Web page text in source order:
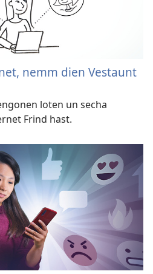
nemm dien Vestaunt
loten un secha
Frind hast.